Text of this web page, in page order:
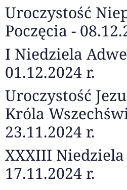
Uroczystość
Poczęcia -
I Niedziela
01.12.2024 r.
Uroczystość
Króla
23.11.2024 r.
XXXIII Niedziela
17.11.2024 r.